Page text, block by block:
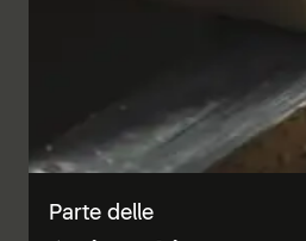
Parte delle